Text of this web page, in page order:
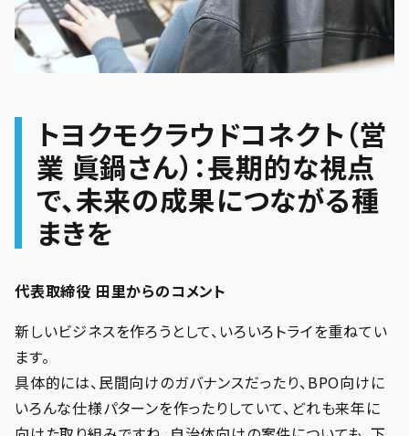
トヨクモクラウドコネクト（営
業 眞鍋さん）：長期的な視点
で、未来の成果につながる種
まきを
代表取締役 田里からのコメント
新しいビジネスを作ろうとして、いろいろトライを重ねてい
ます。
具体的には、民間向けのガバナンスだったり、BPO向けに
いろんな仕様パターンを作ったりしていて、どれも来年に